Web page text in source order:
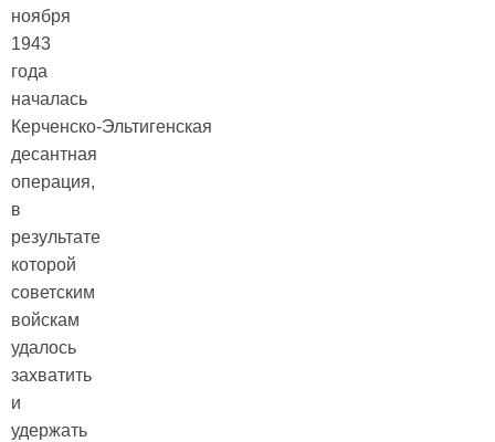
ноября
1943
года
началась
Керченско‑Эльтигенская
десантная
операция,
в
результате
которой
советским
войскам
удалось
захватить
и
удержать